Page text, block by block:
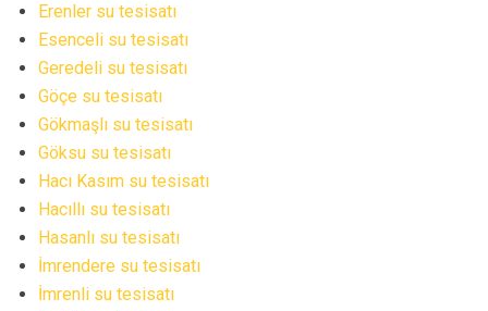
Erenler su tesisatı
Esenceli su tesisatı
Geredeli su tesisatı
Göçe su tesisatı
Gökmaşlı su tesisatı
Göksu su tesisatı
Hacı Kasım su tesisatı
Hacıllı su tesisatı
Hasanlı su tesisatı
İmrendere su tesisatı
İmrenli su tesisatı